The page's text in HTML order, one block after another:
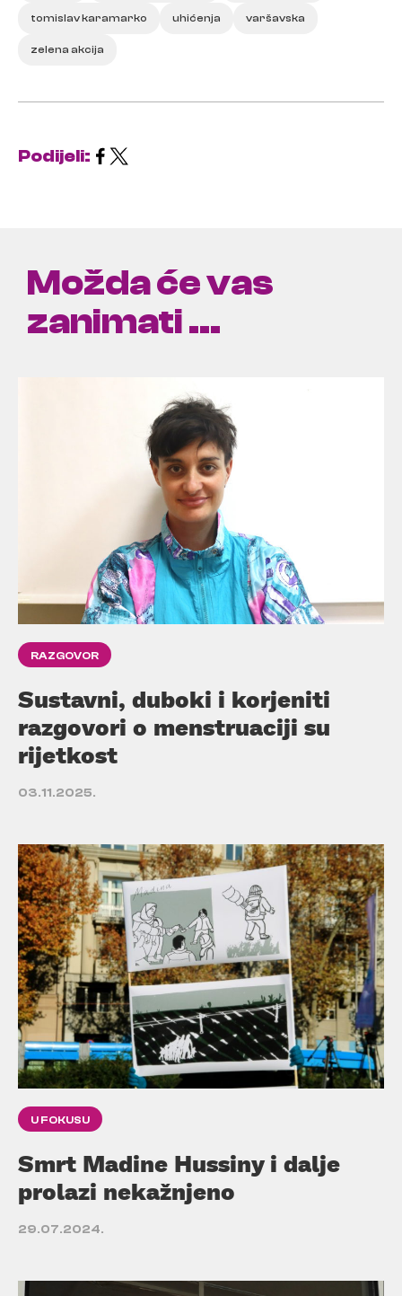
tomislav karamarko uhićenja varšavska
zelena akcija
Podijeli:
Možda će vas
zanimati ...
RAZGOVOR
Sustavni, duboki i korjeniti
razgovori o menstruaciji su
rijetkost
03.11.2025.
U FOKUSU
Smrt Madine Hussiny i dalje
prolazi nekažnjeno
29.07.2024.